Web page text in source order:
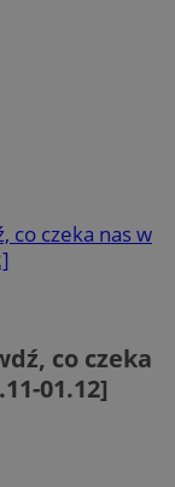
co czeka nas w
co czeka
01.12]